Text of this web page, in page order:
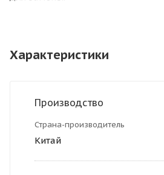
Характеристики
Производство
Страна-производитель
Китай